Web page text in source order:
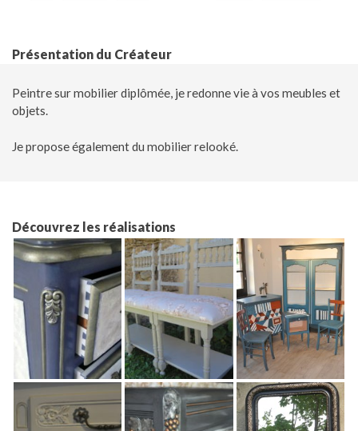
Présentation du Créateur
Peintre sur mobilier diplômée, je redonne vie à vos meubles et
objets.
Je propose également du mobilier relooké.
Découvrez les réalisations